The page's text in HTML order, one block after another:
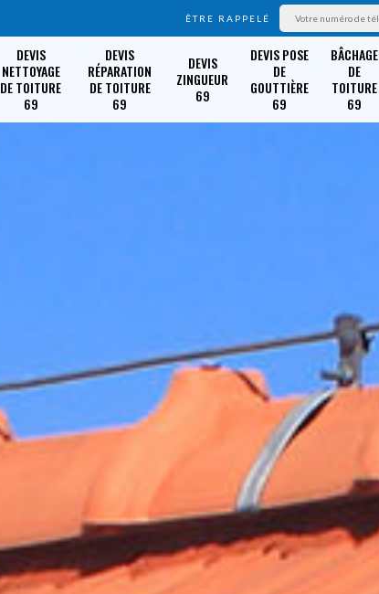
ÊTRE RAPPELÉ
DEVIS
NETTOYAGE
DE TOITURE
69
DEVIS
RÉPARATION
DE TOITURE
69
DEVIS
ZINGUEUR
69
DEVIS POSE
DE
GOUTTIÈRE
69
BÂCHAGE
DE
TOITURE
69